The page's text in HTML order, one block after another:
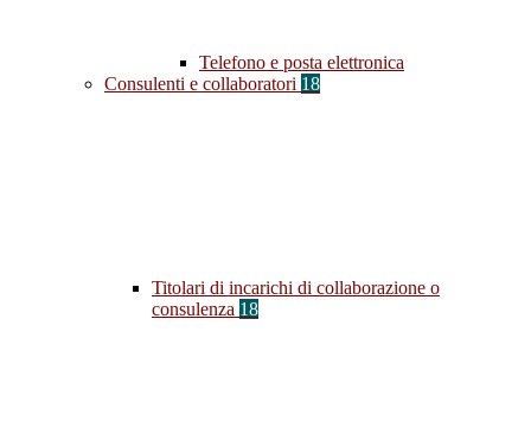
Telefono e posta elettronica
Consulenti e collaboratori 18
Titolari di incarichi di collaborazione o
consulenza 18